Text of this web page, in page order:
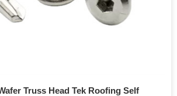
Truss Head Tek Roofing Self